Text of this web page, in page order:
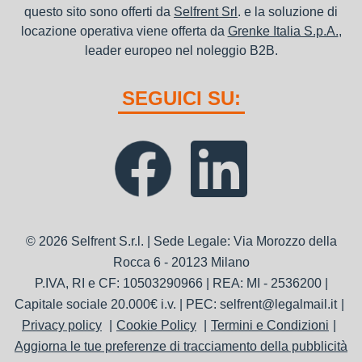
questo sito sono offerti da Selfrent Srl . e la soluzione di
locazione operativa viene offerta da Grenke Italia S.p.A.,
leader europeo nel noleggio B2B.
SEGUICI SU:
© 2026 Selfrent S.r.l. | Sede Legale: Via Morozzo della
Rocca 6 - 20123 Milano
P.IVA, RI e CF: 10503290966 | REA: MI - 2536200 |
Capitale sociale 20.000€ i.v. | PEC: selfrent@legalmail.it
Privacy policy
Cookie Policy
Termini e Condizioni
Aggiorna le tue preferenze di tracciamento della pubblicità